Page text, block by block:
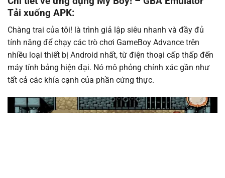
Tải xuống APK:
Chàng trai của tôi! là trình giả lập siêu nhanh và đầy đủ
tính năng để chạy các trò chơi GameBoy Advance trên
nhiều loại thiết bị Android nhất, từ điện thoại cấp thấp đến
máy tính bảng hiện đại. Nó mô phỏng chính xác gần như
tất cả các khía cạnh của phần cứng thực.